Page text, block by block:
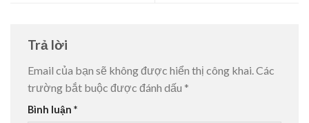
Trả lời
Email của bạn sẽ không được hiển thị công khai.Các
trường bắt buộc được đánh dấu *
Bình luận *